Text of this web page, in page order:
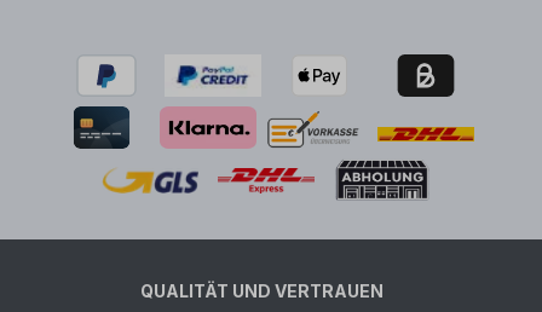
QUALITÄT UND VERTRAUEN